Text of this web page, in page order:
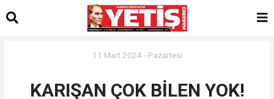
11 Mart 2024 - Pazartesi
KARIŞAN ÇOK BİLEN YOK!